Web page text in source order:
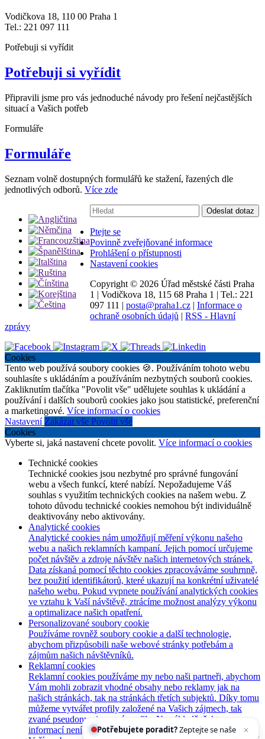
Vodičkova 18, 110 00 Praha 1
Tel.: 221 097 111
Potřebuji si vyřídit
Potřebuji si vyřídit
Připravili jsme pro vás jednoduché návody pro řešení nejčastějších
situací a Vašich potřeb
Formuláře
Formuláře
Seznam volně dostupných formulářů ke stažení, řazených dle
jednotlivých odborů. Více zde
Vyhledávání:
Odeslat dotaz
Ptejte se
Povinně zveřejňované informace
Prohlášení o přístupnosti
Nastavení cookies
Copyright © 2026 Úřad městské části Praha
1 | Vodičkova 18, 115 68 Praha 1 | Tel.: 221
097 111 | posta@praha1.cz | Informace o
ochraně osobních údajů | RSS - Hlavní
zprávy
Cookies
Tento web používá soubory cookies 🍪. Používáním tohoto webu
souhlasíte s ukládáním a používáním nezbytných souborů cookies.
Zakliknutím tlačítka "Povolit vše" udělujete souhlas k ukládání a
používání i dalších souborů cookies jako jsou statistické, preferenční
a marketingové. Více informací o cookies
Nastavení Zakázat vše Povolit vše
Cookies
Vyberte si, jaká nastavení chcete povolit. Více informací o cookies
Technické cookies
Technické cookies jsou nezbytné pro správné fungování
webu a všech funkcí, které nabízí. Nepožadujeme Váš
souhlas s využitím technických cookies na našem webu. Z
tohoto důvodu technické cookies nemohou být individuálně
deaktivovány nebo aktivovány.
Analytické cookies
Analytické cookies nám umožňují měření výkonu našeho
webu a našich reklamních kampaní. Jejich pomocí určujeme
počet návštěv a zdroje návštěv našich internetových stránek.
Data získaná pomocí těchto cookies zpracováváme souhrnně,
bez použití identifikátorů, které ukazují na konkrétní uživatelé
našeho webu. Pokud vypnete používání analytických cookies
ve vztahu k Vaší návštěvě, ztrácíme možnost analýzy výkonu
a optimalizace našich opatření.
Personalizované soubory cookie
Používáme rovněž soubory cookie a další technologie,
abychom přizpůsobili naše webové stránky potřebám a
zájmům našich návštěvníků.
Reklamní cookies
Reklamní cookies používáme my nebo naši partneři, abychom
Vám mohli zobrazit vhodné obsahy nebo reklamy jak na
našich stránkách, tak na stránkách třetích subjektů. Díky tomu
můžeme vytvářet profily založené na Vašich zájmech, tak
zvané pseudonymizované profily. Na základě těchto
informací není zpravidla možná bezprostřední identifikace
Potřebujete poradit?
Zeptejte se našeho asistenta
Chet